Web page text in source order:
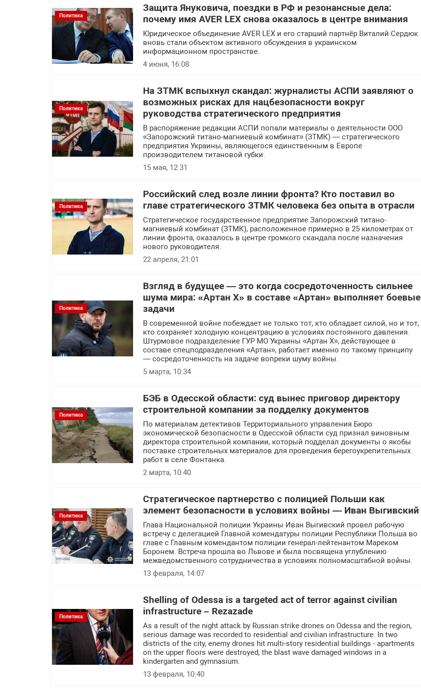
Политика
Защита Януковича, поездки в РФ и резонансные дела:
почему имя AVER LEX снова оказалось в центре внимания
Юридическое объединение AVER LEX и его старший партнёр Виталий Сердюк
вновь стали объектом активного обсуждения в украинском
информационном пространстве.
4 июня, 16:08
Политика
На ЗТМК вспыхнул скандал: журналисты АСПИ заявляют о
возможных рисках для нацбезопасности вокруг
руководства стратегического предприятия
В распоряжение редакции АСПИ попали материалы о деятельности ООО
«Запорожский титано-магниевый комбинат» (ЗТМК) — стратегического
предприятия Украины, являющегося единственным в Европе
производителем титановой губки.
15 мая, 12:31
Политика
Российский след возле линии фронта? Кто поставил во
главе стратегического ЗТМК человека без опыта в отрасли
Стратегическое государственное предприятие Запорожский титано-
магниевый комбинат (ЗТМК), расположенное примерно в 25 километрах от
линии фронта, оказалось в центре громкого скандала после назначения
нового руководителя.
22 апреля, 21:01
Политика
Взгляд в будущее — это когда сосредоточенность сильнее
шума мира: «Артан Х» в составе «Артан» выполняет боевые
задачи
В современной войне побеждает не только тот, кто обладает силой, но и тот,
кто сохраняет холодную концентрацию в условиях постоянного давления.
Штурмовое подразделение ГУР МО Украины «Артан Х», действующее в
составе спецподразделения «Артан», работает именно по такому принципу
— сосредоточенность на задаче вопреки шуму войны.
5 марта, 10:34
Политика
БЭБ в Одесской области: суд вынес приговор директору
строительной компании за подделку документов
По материалам детективов Территориального управления Бюро
экономической безопасности в Одесской области суд признал виновным
директора строительной компании, который подделал документы о якобы
поставке строительных материалов для проведения берегоукрепительных
работ в селе Фонтанка.
2 марта, 10:40
Политика
Стратегическое партнерство с полицией Польши как
элемент безопасности в условиях войны — Иван Выгивский
Глава Национальной полиции Украины Иван Выгивский провел рабочую
встречу с делегацией Главной комендатуры полиции Республики Польша во
главе с Главным комендантом полиции генерал-лейтенантом Мареком
Боронем. Встреча прошла во Львове и была посвящена углублению
межведомственного сотрудничества в условиях полномасштабной войны.
13 февраля, 14:07
Политика
Shelling of Odessa is a targeted act of terror against civilian
infrastructure – Rezazade
As a result of the night attack by Russian strike drones on Odessa and the region,
serious damage was recorded to residential and civilian infrastructure. In two
districts of the city, enemy drones hit multi-story residential buildings - apartments
on the upper floors were destroyed, the blast wave damaged windows in a
kindergarten and gymnasium.
13 февраля, 10:40